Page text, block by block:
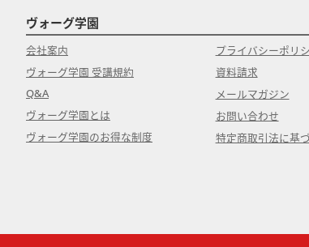
ヴォーグ学園
会社案内
ヴォーグ学園 受講規約
Q&A
ヴォーグ学園とは
ヴォーグ学園のお得な制度
プライバシーポリ
資料請求
メールマガジン
お問い合わせ
特定商取引法に基